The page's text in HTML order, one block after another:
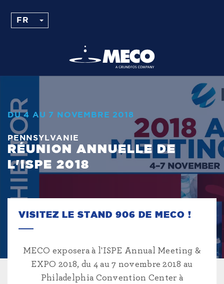
DU 4 AU 7 NOVEMBRE 2018
PENNSYLVANIE
RÉUNION ANNUELLE DE
L'ISPE 2018
VISITEZ LE STAND 906 DE MECO !
MECO exposera à l'ISPE Annual Meeting &
EXPO 2018, du 4 au 7 novembre 2018 au
Philadelphia Convention Center à